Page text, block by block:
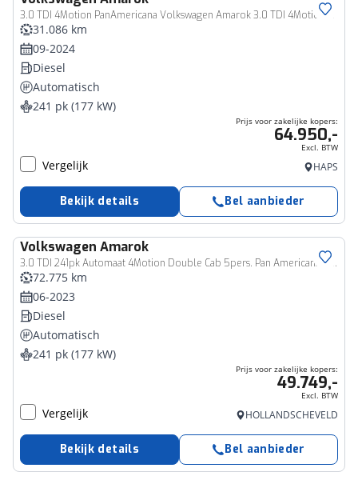
3.0 TDI 4Motion PanAmericana Volkswagen Amarok 3.0 TDI 4Motion Double Cab
Bedrijfswagen
31.086 km
09-2024
Diesel
Automatisch
241 pk (177 kW)
Prijs voor zakelijke kopers:
64.950,-
Excl. BTW
Vergelijk HAPS
Bekijk details Bel aanbieder
Volkswagen Amarok
3.0 TDI 241pk Automaat 4Motion Double Cab 5pers. Pan Americana H/K Trekhaak Leder Elec stoelen 360Camera Navigatie Sidebars
Bedrijfswagen
72.775 km
06-2023
Diesel
Automatisch
241 pk (177 kW)
Prijs voor zakelijke kopers:
49.749,-
Excl. BTW
Vergelijk HOLLANDSCHEVELD
Bekijk details Bel aanbieder